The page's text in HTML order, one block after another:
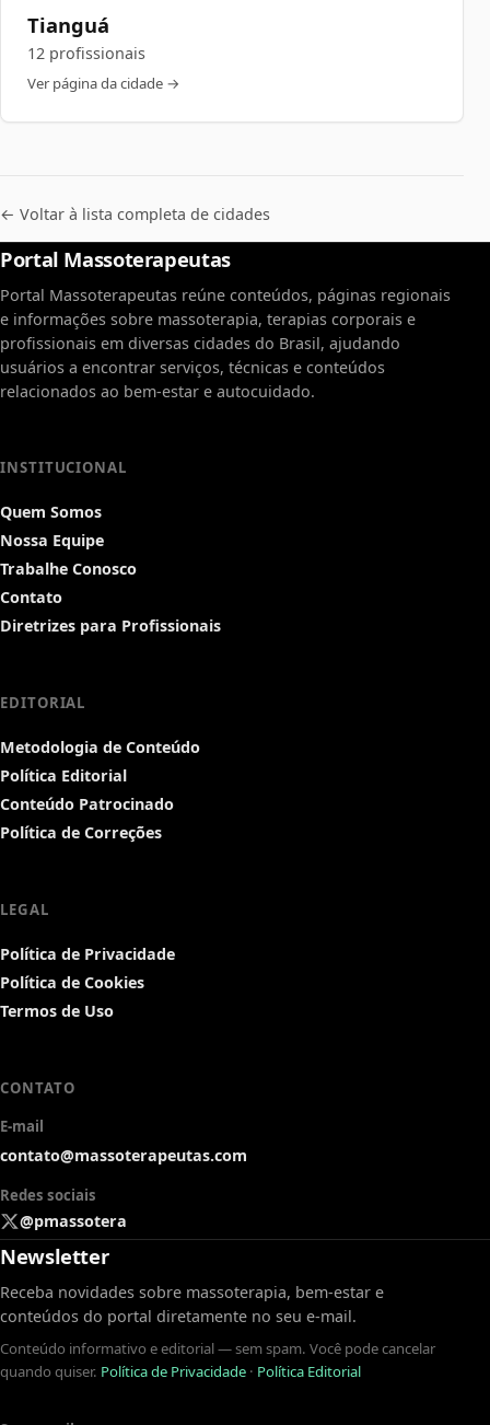
Tianguá
12 profissionais
Ver página da cidade →
← Voltar à lista completa de cidades
Portal Massoterapeutas
Portal Massoterapeutas reúne conteúdos, páginas regionais
e informações sobre massoterapia, terapias corporais e
profissionais em diversas cidades do Brasil, ajudando
usuários a encontrar serviços, técnicas e conteúdos
relacionados ao bem-estar e autocuidado.
INSTITUCIONAL
Quem Somos
Nossa Equipe
Trabalhe Conosco
Contato
Diretrizes para Profissionais
EDITORIAL
Metodologia de Conteúdo
Política Editorial
Conteúdo Patrocinado
Política de Correções
LEGAL
Política de Privacidade
Política de Cookies
Termos de Uso
CONTATO
E-mail
contato@massoterapeutas.com
Redes sociais
@pmassotera
Newsletter
Receba novidades sobre massoterapia, bem-estar e
conteúdos do portal diretamente no seu e-mail.
Conteúdo informativo e editorial — sem spam. Você pode cancelar
quando quiser. Política de Privacidade · Política Editorial